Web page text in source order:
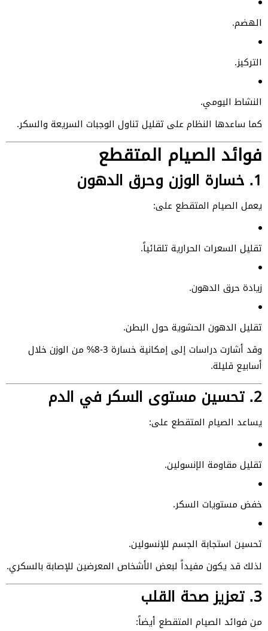
الهضم.
التركيز.
النشاط اليومي.
كما ساعدها النظام على تقليل تناول الوجبات السريعة والسكر.
فوائد الصيام المتقطع
1. خسارة الوزن وحرق الدهون
يعمل الصيام المتقطع على:
تقليل السعرات الحرارية تلقائياً.
زيادة حرق الدهون.
تقليل الدهون الحشوية حول البطن.
وقد أشارت دراسات إلى إمكانية خسارة 3-8% من الوزن خلال
أسابيع قليلة.
2. تحسين مستوى السكر في الدم
يساعد الصيام المتقطع على:
تقليل مقاومة الإنسولين.
خفض مستويات السكر.
تحسين استجابة الجسم للإنسولين.
لذلك قد يكون مفيداً لبعض الأشخاص المعرضين للإصابة بالسكري.
3. تعزيز صحة القلب
من فوائد الصيام المتقطع أيضاً: